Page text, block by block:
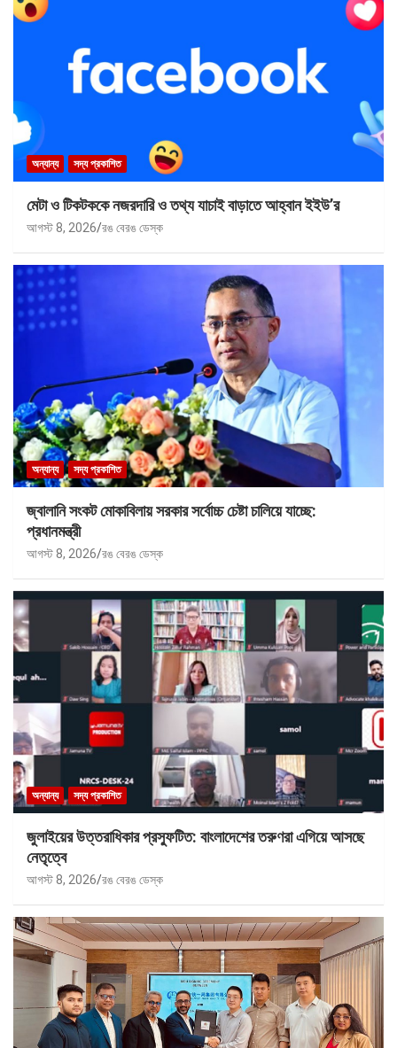
অন্যান্য সদ্য প্রকাশিত
মেটা ও টিকটককে নজরদারি ও তথ্য যাচাই বাড়াতে আহ্বান ইইউ’র
আগস্ট 8, 2026 রঙ বেরঙ ডেস্ক
অন্যান্য সদ্য প্রকাশিত
জ্বালানি সংকট মোকাবিলায় সরকার সর্বোচ্চ চেষ্টা চালিয়ে যাচ্ছে:
প্রধানমন্ত্রী
আগস্ট 8, 2026 রঙ বেরঙ ডেস্ক
অন্যান্য সদ্য প্রকাশিত
জুলাইয়ের উত্তরাধিকার প্রস্ফুটিত: বাংলাদেশের তরুণরা এগিয়ে আসছে
নেতৃত্বে
আগস্ট 8, 2026 রঙ বেরঙ ডেস্ক